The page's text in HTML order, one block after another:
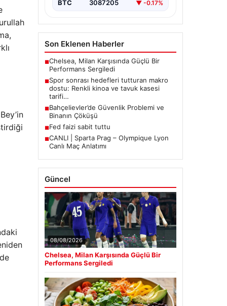
BTC 3087205 ▼ -0.17%
Son Eklenen Haberler
■Chelsea, Milan Karşısında Güçlü Bir
Performans Sergiledi
■Spor sonrası hedefleri tutturan makro
dostu: Renkli kinoa ve tavuk kasesi
tarifi…
■Bahçelievler’de Güvenlik Problemi ve
Binanın Çöküşü
■Fed faizi sabit tuttu
■CANLI | Sparta Prag – Olympique Lyon
Canlı Maç Anlatımı
Güncel
08/08/2026
Chelsea, Milan Karşısında Güçlü Bir
Performans Sergiledi